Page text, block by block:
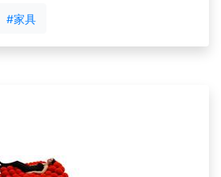
#家具